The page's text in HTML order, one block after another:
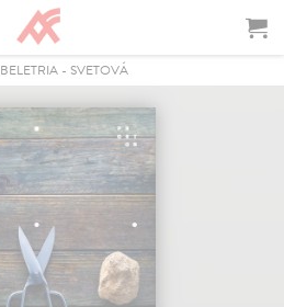
BELETRIA- SVETOVÁ